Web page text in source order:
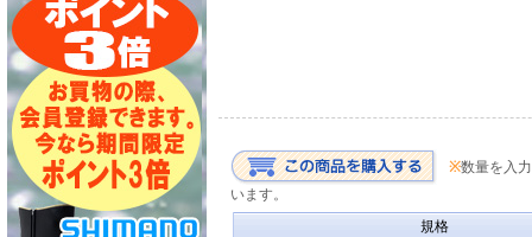
※数量を入
います。
規格